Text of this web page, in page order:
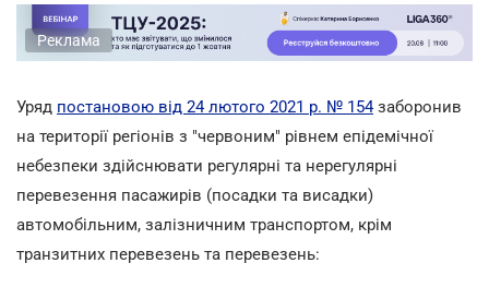
Реклама
Уряд постановою від 24 лютого 2021 р. № 154заборонив
на території регіонів з "червоним" рівнем епідемічної
небезпеки здійснювати регулярні та нерегулярні
перевезення пасажирів (посадки та висадки)
автомобільним, залізничним транспортом, крім
транзитних перевезень та перевезень: